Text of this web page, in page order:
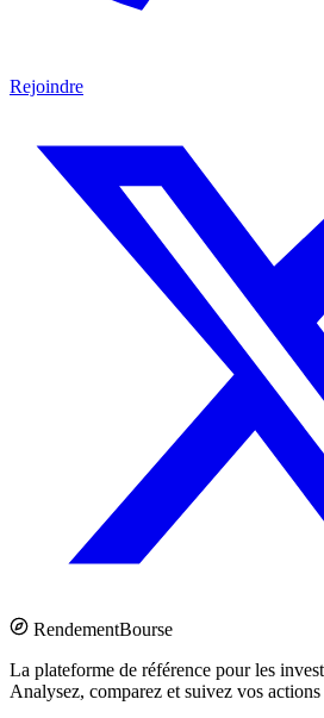
Rejoindre
RendementBourse
La plateforme de référence pour les
Analysez, comparez et suivez vos